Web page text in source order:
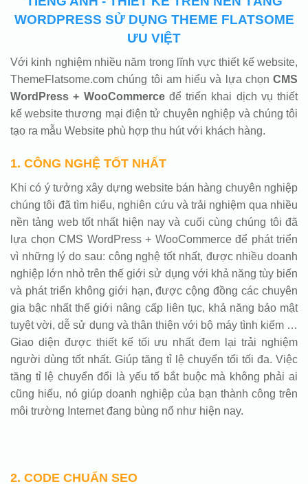
WORDPRESS SỬ DỤNG THEME FLATSOME
ƯU VIỆT
Với kinh nghiệm nhiều năm trong lĩnh vực thiết kế website,
ThemeFlatsome.com chúng tôi am hiểu và lựa chọn CMS
WordPress + WooCommerceđể triển khai dịch vụ thiết
kế website thương mại điện tử chuyên nghiệp và chúng tôi
tạo ra mẫu Website phù hợp thu hút với khách hàng.
1. CÔNG NGHỆ TỐT NHẤT
Khi có ý tưởng xây dựng website bán hàng chuyên nghiệp
chúng tôi đã tìm hiểu, nghiên cứu và trải nghiệm qua nhiều
nền tảng web tốt nhất hiện nay và cuối cùng chúng tôi đã
lựa chọn CMS WordPress + WooCommerce để phát triển
vì những lý do sau: công nghệ tốt nhất, được nhiều doanh
nghiệp lớn nhỏ trên thế giới sử dụng với khả năng tùy biến
và phát triển không giới hạn, được cộng đồng các chuyên
gia bậc nhất thế giới nâng cấp liên tục, khả năng bảo mật
tuyệt vời, dễ sử dụng và thân thiện với bộ máy tình kiếm …
Giao diện được thiết kế tối ưu nhất đem lại trải nghiệm
người dùng tốt nhất. Giúp tăng tỉ lệ chuyển tổi tối đa. Việc
tăng tỉ lệ chuyển đổi là yếu tố bắt buộc mà không phải ai
cũng hiểu, nó giúp doanh nghiệp của bạn thành công trên
môi trường Internet đang bùng nổ như hiện nay.
2. CODE CHUẨN SEO